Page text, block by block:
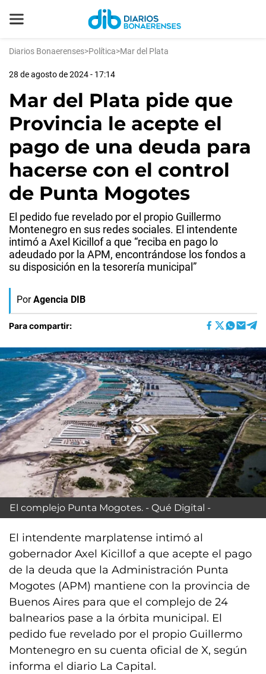
Diarios Bonaerenses>Política>Mar del Plata
28 de agosto de 2024 - 17:14
Mar del Plata pide que
Provincia le acepte el
pago de una deuda para
hacerse con el control
de Punta Mogotes
El pedido fue revelado por el propio Guillermo
Montenegro en sus redes sociales. El intendente
intimó a Axel Kicillof a que “reciba en pago lo
adeudado por la APM, encontrándose los fondos a
su disposición en la tesorería municipal”
Por Agencia DIB
Para compartir:
El complejo Punta Mogotes. - Qué Digital -
El intendente marplatense intimó al
gobernador Axel Kicillof a que acepte el pago
de la deuda que la Administración Punta
Mogotes (APM) mantiene con la provincia de
Buenos Aires para que el complejo de 24
balnearios pase a la órbita municipal. El
pedido fue revelado por el propio Guillermo
Montenegro en su cuenta oficial de X, según
informa el diario La Capital.